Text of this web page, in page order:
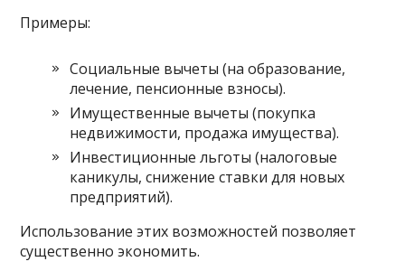
Примеры:
Социальные вычеты (на образование,
лечение, пенсионные взносы).
Имущественные вычеты (покупка
недвижимости, продажа имущества).
Инвестиционные льготы (налоговые
каникулы, снижение ставки для новых
предприятий).
Использование этих возможностей позволяет
существенно экономить.